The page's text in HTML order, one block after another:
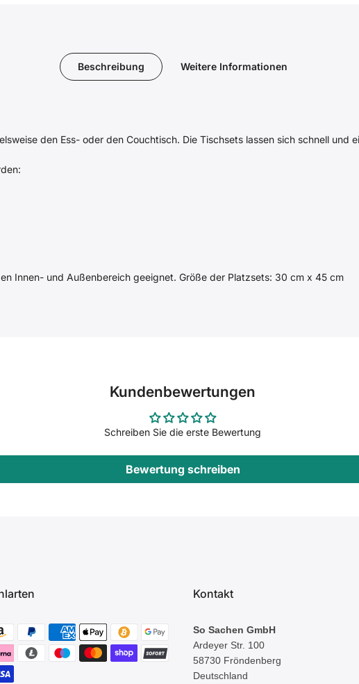
Beschreibung Weitere Informationen
den Ess- oder den Couchtisch. Die Tischsets lassen sich schnell und
Innen- und Außenbereich geeignet. Größe der Platzsets: 30 cm x 45 cm
Kundenbewertungen
Schreiben Sie die erste Bewertung
Bewertung schreiben
Kontakt
So Sachen GmbH
Ardeyer Str. 100
58730 Fröndenberg
Deutschland